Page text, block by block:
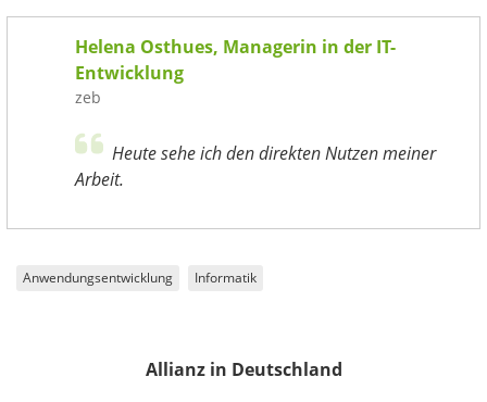
Helena Osthues, Managerin in der IT-
Entwicklung
zeb
Heute sehe ich den direkten Nutzen meiner
Arbeit.
Anwendungsentwicklung Informatik
Allianz in Deutschland